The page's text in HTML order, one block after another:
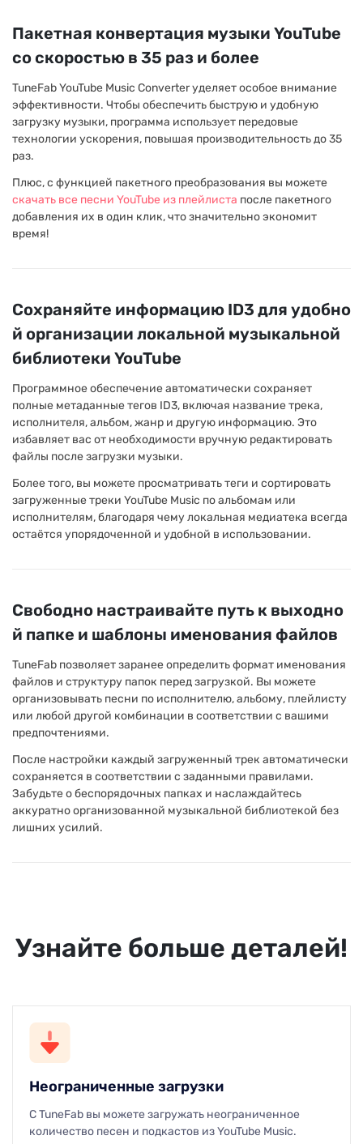
Пакетная конвертация музыки YouTube
со скоростью в 35 раз и более
TuneFab YouTube Music Converter уделяет особое внимание
эффективности. Чтобы обеспечить быструю и удобную
загрузку музыки, программа использует передовые
технологии ускорения, повышая производительность до 35
раз.
Плюс, с функцией пакетного преобразования вы можете
скачать все песни YouTube из плейлиста после пакетного
добавления их в один клик, что значительно экономит
время!
Сохраняйте информацию ID3 для удобно
й организации локальной музыкальной
библиотеки YouTube
Программное обеспечение автоматически сохраняет
полные метаданные тегов ID3, включая название трека,
исполнителя, альбом, жанр и другую информацию. Это
избавляет вас от необходимости вручную редактировать
файлы после загрузки музыки.
Более того, вы можете просматривать теги и сортировать
загруженные треки YouTube Music по альбомам или
исполнителям, благодаря чему локальная медиатека всегда
остаётся упорядоченной и удобной в использовании.
Свободно настраивайте путь к выходно
й папке и шаблоны именования файлов
TuneFab позволяет заранее определить формат именования
файлов и структуру папок перед загрузкой. Вы можете
организовывать песни по исполнителю, альбому, плейлисту
или любой другой комбинации в соответствии с вашими
предпочтениями.
После настройки каждый загруженный трек автоматически
сохраняется в соответствии с заданными правилами.
Забудьте о беспорядочных папках и наслаждайтесь
аккуратно организованной музыкальной библиотекой без
лишних усилий.
Узнайте больше деталей!
Интуитивно понятный интерфейс
Простой и наглядный интерфейс, с которым легко
справится каждый пользователь.